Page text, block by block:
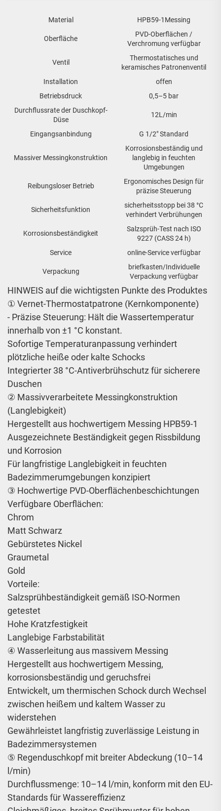
Material HPB59-1Messing
Oberfläche
PVD-Oberflächen /
Verchromung verfügbar
Ventil
Thermostatisches und
keramisches Patronenventil
Installation
offen
Betriebsdruck
0,5–5 bar
Durchflussrate der Duschkopf-
Düse
12L/min
Eingangsanbindung G 1/2" Standard
Massiver Messingkonstruktion
Korrosionsbeständig und
langlebig in feuchten
Umgebungen
Reibungsloser Betrieb
Ergonomisches Design für
präzise Steuerung
Sicherheitsfunktion
sicherheitsstopp bei 38 °C
verhindert Verbrühungen
Korrosionsbeständigkeit
Salzsprüh-Test nach ISO
9227 (CASS 24 h)
Service
online-Service verfügbar
Verpackung
briefkasten/Individuelle
Verpackung verfügbar
HINWEIS auf die wichtigsten Punkte des Produktes
① Vernet-Thermostatpatrone (Kernkomponente)
- Präzise Steuerung: Hält die Wassertemperatur
innerhalb von ±1 °C konstant.
Sofortige Temperaturanpassung verhindert
plötzliche heiße oder kalte Schocks
Integrierter 38 °C-Antiverbrühschutz für sicherere
Duschen
② Massivverarbeitete Messingkonstruktion
(Langlebigkeit)
Hergestellt aus hochwertigem Messing HPB59-1
Ausgezeichnete Beständigkeit gegen Rissbildung
und Korrosion
Für langfristige Langlebigkeit in feuchten
Badezimmerumgebungen konzipiert
③ Hochwertige PVD-Oberflächenbeschichtungen
Verfügbare Oberflächen:
Chrom
Matt Schwarz
Gebürstetes Nickel
Graumetal
Gold
Vorteile:
Salzsprühbeständigkeit gemäß ISO-Normen
getestet
Hohe Kratzfestigkeit
Langlebige Farbstabilität
④ Wasserleitung aus massivem Messing
Hergestellt aus hochwertigem Messing,
korrosionsbeständig und geruchsfrei
Entwickelt, um thermischen Schock durch Wechsel
zwischen heißem und kaltem Wasser zu
widerstehen
Gewährleistet langfristig zuverlässige Leistung in
Badezimmersystemen
⑤ Regenduschkopf mit breiter Abdeckung (10–14
l/min)
Durchflussmenge: 10–14 l/min, konform mit den EU-
Standards für Wassereffizienz